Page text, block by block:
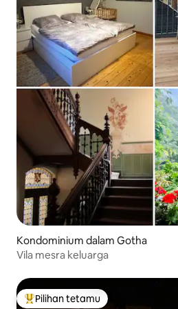
Kondominium dalam Gotha
Vila mesra keluarga
Pilihan utama tetamu
Pilihan tetamu